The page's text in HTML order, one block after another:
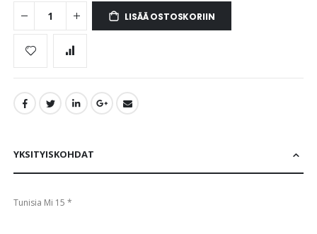
LISÄÄ OSTOSKORIIN
YKSITYISKOHDAT
Tunisia Mi 15 *